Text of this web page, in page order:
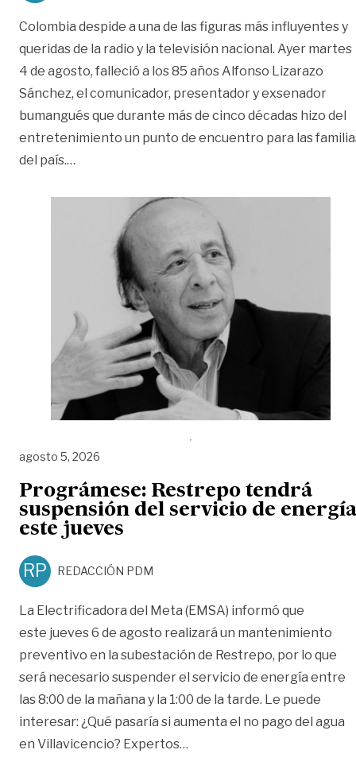
Colombia despide a una de las figuras más influyentes y
queridas de la radio y la televisión nacional. Ayer martes
4 de agosto, falleció a los 85 años Alfonso Lizarazo
Sánchez, el comunicador, presentador y exsenador
bumangués que durante más de cinco décadas hizo del
entretenimiento un punto de encuentro para las
del país.…
agosto 5, 2026
Prográmese: Restrepo tendrá
suspensión del servicio de energía
este jueves
RP REDACCIÓN PDM
La Electrificadora del Meta (EMSA) informó que
este jueves 6 de agosto realizará un mantenimiento
preventivo en la subestación de Restrepo, por lo que
será necesario suspender el servicio de energía entre
las 8:00 de la mañana y la 1:00 de la tarde. Le puede
interesar: ¿Qué pasaría si aumenta el no pago del agua
en Villavicencio? Expertos…